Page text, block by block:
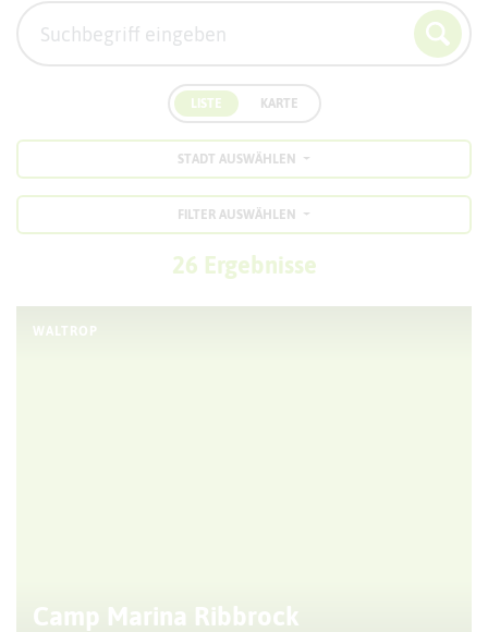
LISTE KARTE
STADT AUSWÄHLEN
FILTER AUSWÄHLEN
26 Ergebnisse
WALTROP
Camp Marina Ribbrock